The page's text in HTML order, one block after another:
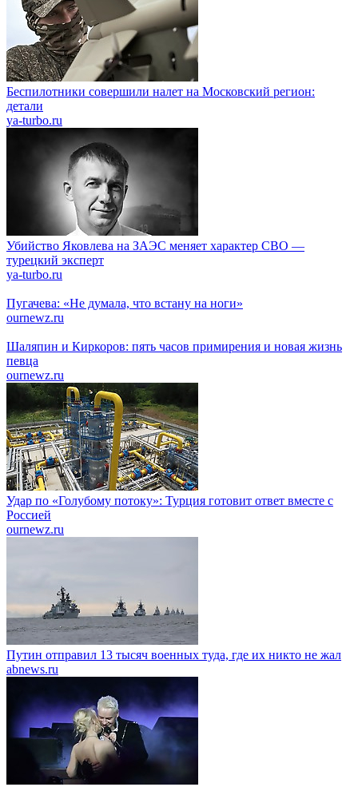
Беспилотники совершили налет на Московский регион:
детали
ya-turbo.ru
Убийство Яковлева на ЗАЭС меняет характер СВО —
турецкий эксперт
ya-turbo.ru
Пугачева: «Не думала, что встану на ноги»
ournewz.ru
Шаляпин и Киркоров: пять часов примирения и новая жизнь
певца
ournewz.ru
Удар по «Голубому потоку»: Турция готовит ответ вместе с
Россией
ournewz.ru
Путин отправил 13 тысяч военных туда, где их никто не жал
abnews.ru